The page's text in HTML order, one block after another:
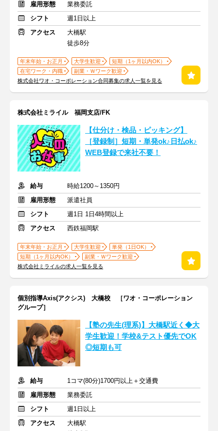
雇用形態
業務委託
シフト
週1日以上
アクセス
大橋駅
徒歩8分
年末年始・お正月 大学生歓迎
短期（1ヶ月以内OK）
在宅ワーク・内職
副業・Ｗワーク歓迎
株式会社ワオ・コーポレーション合同募集の求人一覧を見る
株式会社ミライル 福岡支店/FK
【仕分け・検品・ピッキング】
［登録制］短期・単発ok♪日払ok♪
WEB登録で来社不要！
給与
時給1200～1350円
雇用形態
派遣社員
シフト
週1日 1日4時間以上
アクセス
西鉄福岡駅
年末年始・お正月 大学生歓迎
単発（1日OK）
短期（1ヶ月以内OK）
副業・Ｗワーク歓迎
株式会社ミライルの求人一覧を見る
個別指導Axis(アクシス) 大橋校 ［ワオ・コーポレーション
グループ］
【塾の先生(理系)】大橋駅近く◆大
学生歓迎！学校&テスト優先でOK
◎短期も可
給与
1コマ(80分)1700円以上＋交通費
雇用形態
業務委託
シフト
週1日以上
アクセス
大橋駅